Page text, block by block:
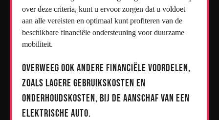
over deze criteria, kunt u ervoor zorgen dat u voldoet
aan alle vereisten en optimaal kunt profiteren van de
beschikbare financiële ondersteuning voor duurzame
mobiliteit.
Overweeg ook andere financiële voordelen,
zoals lagere gebruikskosten en
onderhoudskosten, bij de aanschaf van een
elektrische auto.